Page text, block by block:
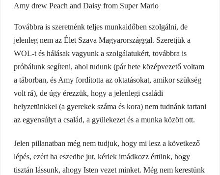
Amy drew Peach and Daisy from Super Mario
Továbbra is szeretnénk teljes munkaidőben szolgálni, de
jelenleg nem az Élet Szava Magyarországgal. Szeretjük a
WOL-t és hálásak vagyunk a szolgálatukért, továbbra is
próbálunk segíteni, ahol tudunk (pár hete középvezető voltam
a táborban, és Amy fordította az oktatásokat, amikor szükség
volt rá), de úgy érezzük, hogy a jelenlegi családi
helyzetünkkel (a gyerekek száma és kora) nem tudnánk tartani
az egyensúlyt a család, a gyülekezet és a munka között ott.
Jelen pillanatban még nem tudjuk, hogy mi lesz a következő
lépés, ezért ha eszedbe jut, kérlek imádkozz értünk, hogy
tisztán lássunk, ahogy Isten vezet minket. Még nem kerestünk